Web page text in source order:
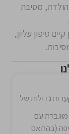
הולדת, מסיבת
קיים סיפון עליון,
קל הכולל שתייה קלה חופשית ו- 6 קערות גדולות של
עם
(בהתאם